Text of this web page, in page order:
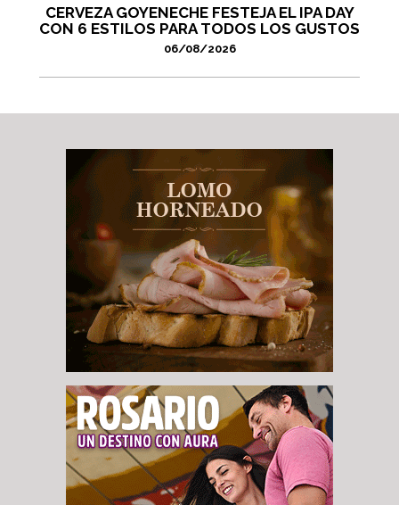
CERVEZA GOYENECHE FESTEJA EL IPA DAY
CON 6 ESTILOS PARA TODOS LOS GUSTOS
06/08/2026